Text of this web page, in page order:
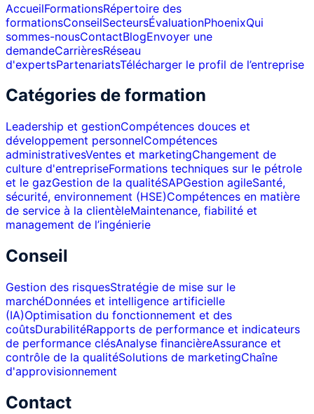
AccueilFormationsRépertoire des
formationsConseilSecteursÉvaluationPhoenixQui
sommes-nousContactBlogEnvoyer une
demandeCarrièresRéseau
d'expertsPartenariatsTélécharger le profil de l’entreprise
Catégories de formation
Leadership et gestionCompétences douces et
développement personnelCompétences
administrativesVentes et marketingChangement de
culture d'entrepriseFormations techniques sur le pétrole
et le gazGestion de la qualitéSAPGestion agileSanté,
sécurité, environnement (HSE)Compétences en matière
de service à la clientèleMaintenance, fiabilité et
management de l’ingénierie
Conseil
Gestion des risquesStratégie de mise sur le
marchéDonnées et intelligence artificielle
(IA)Optimisation du fonctionnement et des
coûtsDurabilitéRapports de performance et indicateurs
de performance clésAnalyse financièreAssurance et
contrôle de la qualitéSolutions de marketingChaîne
d'approvisionnement
Contact